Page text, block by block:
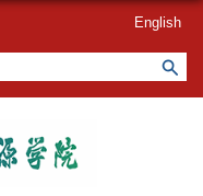
English